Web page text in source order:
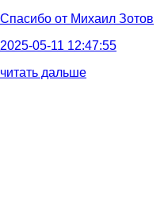
Спасибо от Михаил Зотов
2025-05-11 12:47:55
читать дальше